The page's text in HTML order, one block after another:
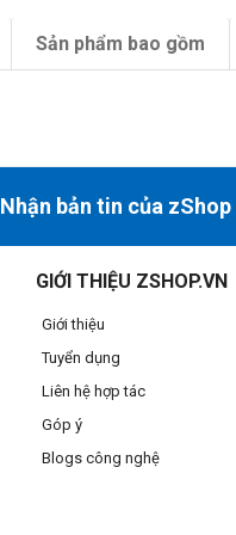
Sản phẩm bao gồm
Nhận bản tin của zShop
GIỚI THIỆU ZSHOP.VN
Giới thiệu
Tuyển dụng
Liên hệ hợp tác
Góp ý
Blogs công nghệ